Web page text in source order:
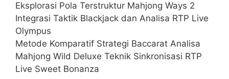
Eksplorasi Pola Terstruktur Mahjong Ways 2
Integrasi Taktik Blackjack dan Analisa RTP Live
Olympus
Metode Komparatif Strategi Baccarat Analisa
Mahjong Wild Deluxe Teknik Sinkronisasi RTP
Live Sweet Bonanza